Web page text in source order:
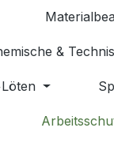
&